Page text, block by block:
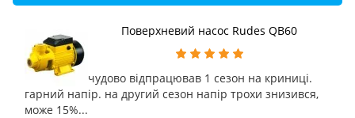
Поверхневий насос Rudes QB60
чудово відпрацював 1 сезон на криниці.
гарний напір. на другий сезон напір трохи знизився,
може 15%...